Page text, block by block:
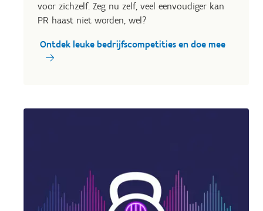
voor zichzelf. Zeg nu zelf, veel eenvoudiger kan
PR haast niet worden, wel?
Ontdek leuke bedrijfscompetities en doe mee